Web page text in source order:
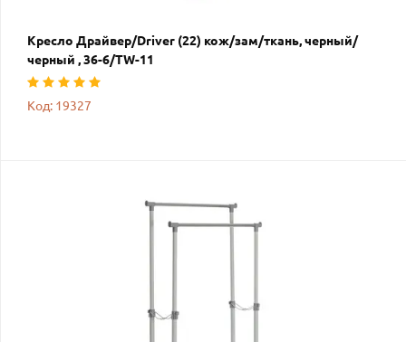
Кресло Драйвер/Driver (22) кож/зам/ткань, черный/
черный , 36-6/TW-11
Код: 19327